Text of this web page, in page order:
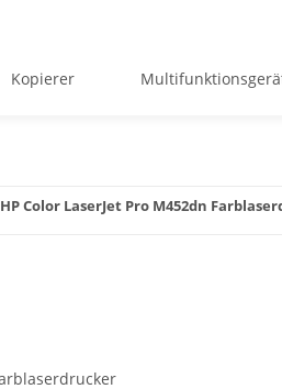
Kopierer
HP Color LaserJet Pro M452dn